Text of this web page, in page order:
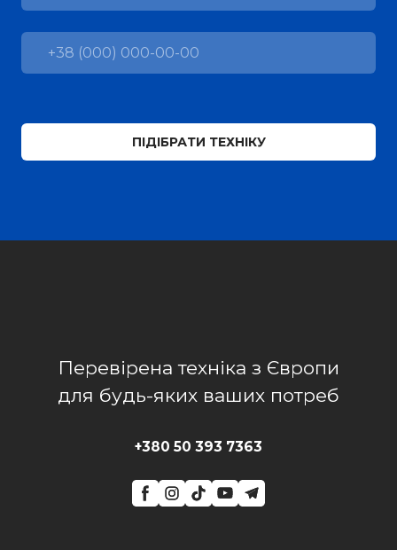
ПІДІБРАТИ ТЕХНІКУ
Перевірена техніка з Європи
для будь-яких ваших потреб
+380 50 393 7363